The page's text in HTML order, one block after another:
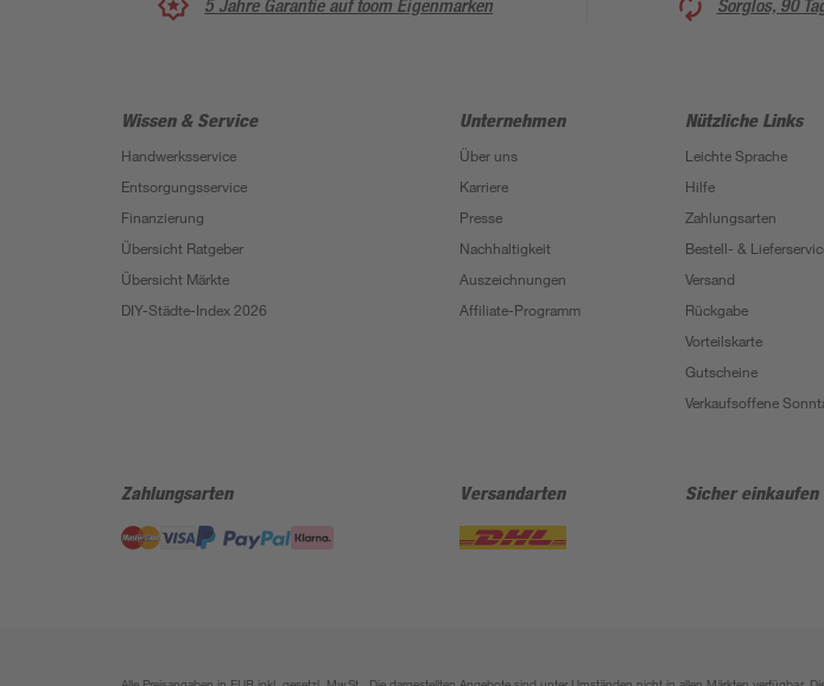
5 Jahre Garantie auf toom Eigenmarken Sorglos, 90
Wissen & Service
Handwerksservice
Entsorgungsservice
Finanzierung
Übersicht Ratgeber
Übersicht Märkte
DIY-Städte-Index 2026
Unternehmen
Über uns
Karriere
Presse
Nachhaltigkeit
Auszeichnungen
Affiliate-Programm
Nützliche Links
Leichte Sprache
Hilfe
Zahlungsarten
Bestell- &
Versand
Rückgabe
Vorteilskarte
Gutscheine
Verkaufsoffene
Zahlungsarten Versandarten Sicher einkaufen